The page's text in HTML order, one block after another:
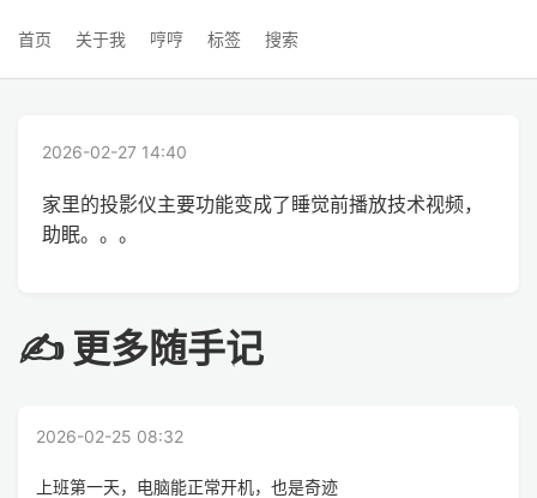
首页 关于我 哼哼 标签 搜索
2026-02-27 14:40
家里的投影仪主要功能变成了睡觉前播放技术视频，
助眠。。。
✍ 更多随手记
2026-02-25 08:32
上班第一天，电脑能正常开机，也是奇迹